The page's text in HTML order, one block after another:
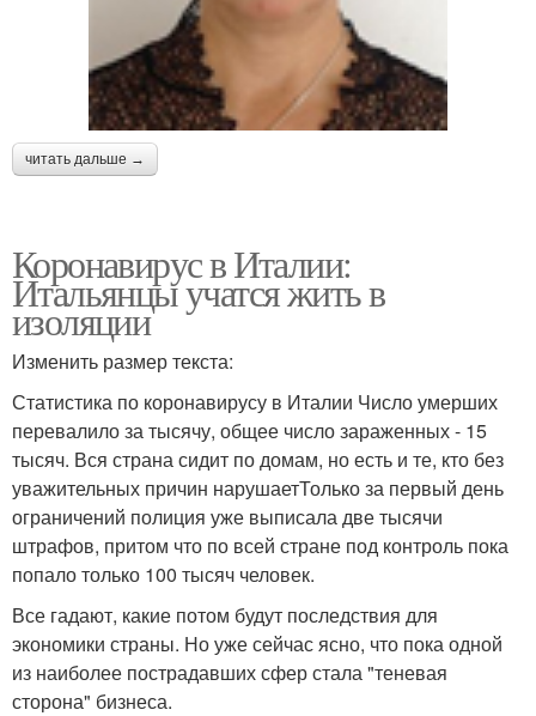
читать дальше →
Коронавирус в Италии:
Итальянцы учатся жить в
изоляции
Изменить размер текста:
Статистика по коронавирусу в Италии Число умерших
перевалило за тысячу, общее число зараженных - 15
тысяч. Вся страна сидит по домам, но есть и те, кто без
уважительных причин нарушаетТолько за первый день
ограничений полиция уже выписала две тысячи
штрафов, притом что по всей стране под контроль пока
попало только 100 тысяч человек.
Все гадают, какие потом будут последствия для
экономики страны. Но уже сейчас ясно, что пока одной
из наиболее пострадавших сфер стала "теневая
сторона" бизнеса.